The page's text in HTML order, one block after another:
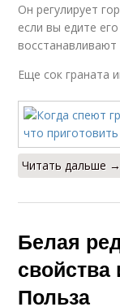
Он регулирует
если вы едите
Еще сок граната
Читать дальше →
Белая
свойства
Польза